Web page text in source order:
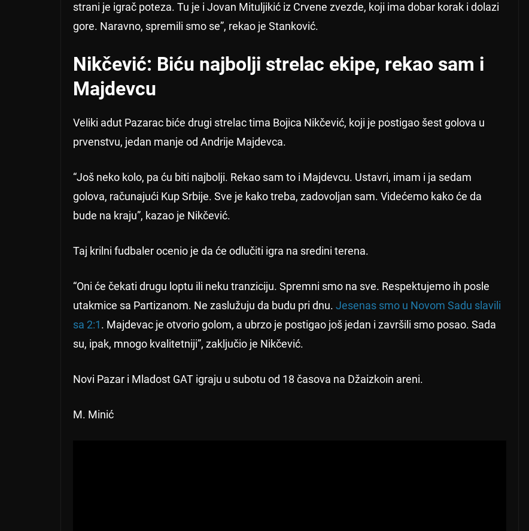
strani je igrač poteza. Tu je i Jovan Mituljikić iz Crvene zvezde, koji ima dobar korak i dolazi
gore. Naravno, spremili smo se”, rekao je Stanković.
Nikčević: Biću najbolji strelac ekipe, rekao sam i
Majdevcu
Veliki adut Pazarac biće drugi strelac tima Bojica Nikčević, koji je postigao šest golova u
prvenstvu, jedan manje od Andrije Majdevca.
“Još neko kolo, pa ću biti najbolji. Rekao sam to i Majdevcu. Ustavri, imam i ja sedam
golova, računajući Kup Srbije. Sve je kako treba, zadovoljan sam. Videćemo kako će da
bude na kraju”, kazao je Nikčević.
Taj krilni fudbaler ocenio je da će odlučiti igra na sredini terena.
“Oni će čekati drugu loptu ili neku tranziciju. Spremni smo na sve. Respektujemo ih posle
utakmice sa Partizanom. Ne zaslužuju da budu pri dnu. Jesenas smo u Novom Sadu slavili
sa 2:1. Majdevac je otvorio golom, a ubrzo je postigao još jedan i završili smo posao. Sada
su, ipak, mnogo kvalitetniji”, zaključio je Nikčević.
Novi Pazar i Mladost GAT igraju u subotu od 18 časova na Džaizkoin areni.
M. Minić